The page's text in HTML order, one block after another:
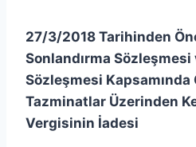
27/3/2018 Tarihinden
Sonlandırma Sözleşmesi
Sözleşmesi Kapsamında
Tazminatlar Üzerinden
Vergisinin İadesi